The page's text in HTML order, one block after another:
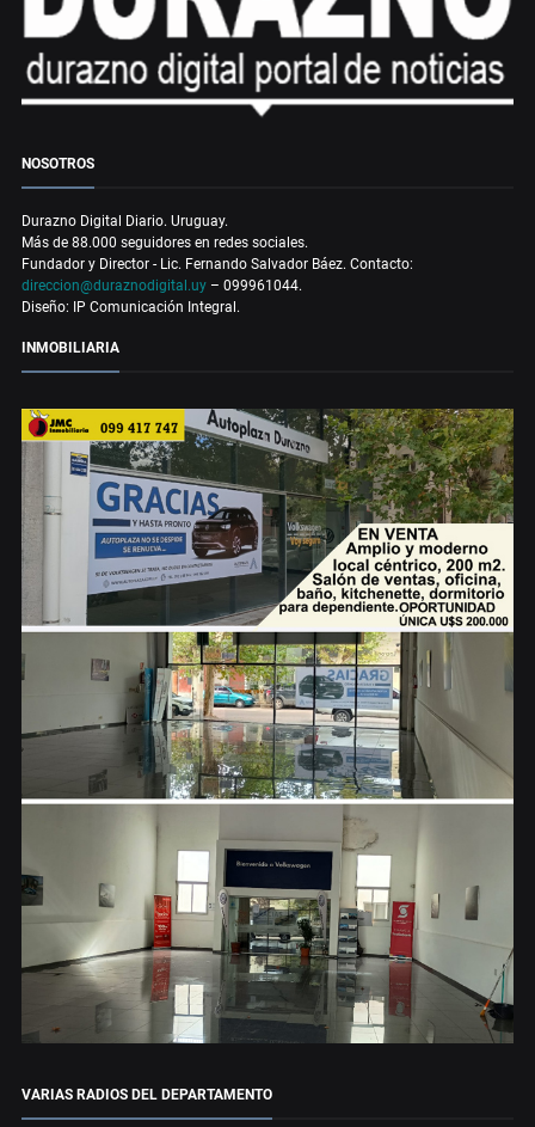
NOSOTROS
Durazno Digital Diario. Uruguay.
Más de 88.000 seguidores en redes sociales.
Fundador y Director - Lic. Fernando Salvador Báez. Contacto:
direccion@duraznodigital.uy – 099961044.
Diseño: IP Comunicación Integral.
INMOBILIARIA
VARIAS RADIOS DEL DEPARTAMENTO